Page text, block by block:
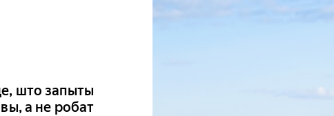
што запыты
а не робат